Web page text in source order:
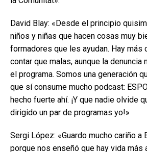
David Blay: «Desde el principio
niños y niñas que hacen cosas muy
formadores que les ayudan. Hay más
contar que malas, aunque la denuncia
el programa. Somos una generación
que sí consume mucho podcast:
hecho fuerte ahí. ¡Y que nadie olvide
dirigido un par de programas yo!»
Sergi López: «Guardo mucho cariño a
porque nos enseñó que hay vida más